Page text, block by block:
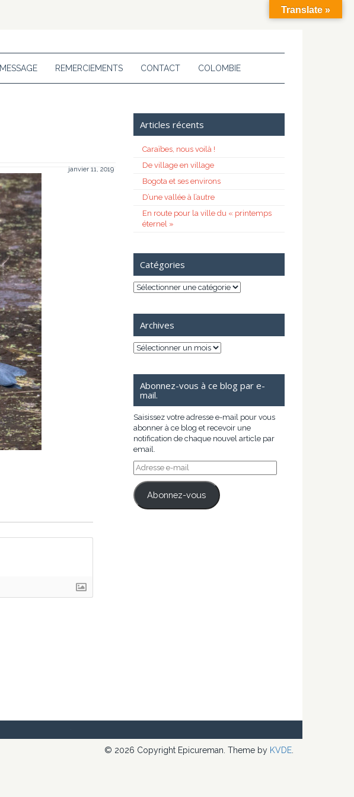
MESSAGE REMERCIEMENTS CONTACT COLOMBIE
janvier 11, 2019
Articles récents
Caraïbes, nous voilà !
De village en village
Bogota et ses environs
D’une vallée à l’autre
En route pour la ville du « printemps
éternel »
Catégories
Catégories
Archives
Archives
Abonnez-vous à ce blog par e-
mail.
Saisissez votre adresse e-mail pour vous
abonner à ce blog et recevoir une
notification de chaque nouvel article par
email.
Adresse
e-
mail
Abonnez-vous
© 2026 Copyright Epicureman. Theme by KVDE
Translate »